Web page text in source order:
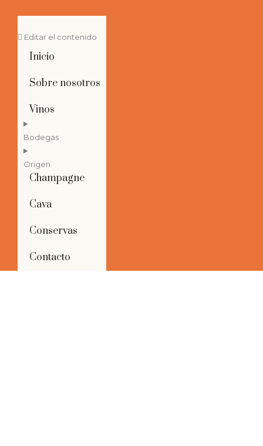
Editar el contenido
Inicio
Sobre nosotros
Vinos
Bodegas
Origen
Champagne
Cava
Conservas
Contacto